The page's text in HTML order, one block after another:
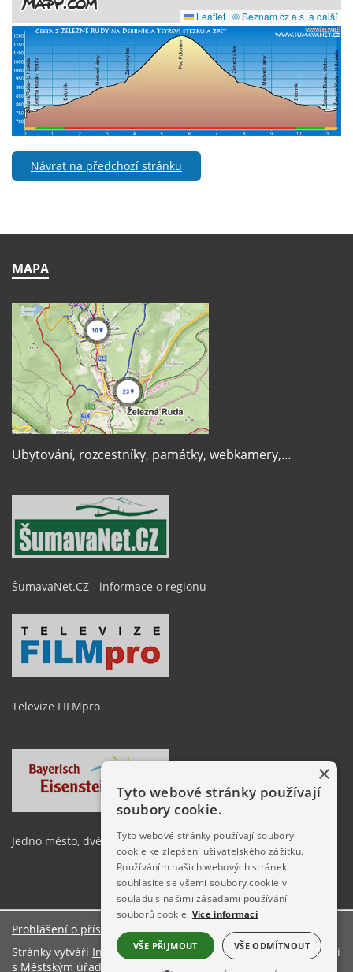
Návrat na předchozí stránku
MAPA
Ubytování, rozcestníky, památky, webkamery,…
ŠumavaNet.CZ - informace o regionu
Televize FILMpro
Jedno město, dvě země
Prohlášení o přístupnosti
O stránkách
Stránky vytváří Informační server ŠumavaNet.CZve spolupráci
s Městským úřadem Železná Ruda
×
Tyto webové stránky používají
soubory cookie.
Tyto webové stránky používají soubory
cookie ke zlepšení uživatelského zážitku.
Používáním našich webových stránek
souhlasíte se všemi soubory cookie v
souladu s našimi zásadami používání
souborů cookie. Více informací
VŠE PŘIJMOUT VŠE ODMÍTNOUT